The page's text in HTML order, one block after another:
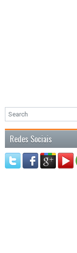
Redes Sociais